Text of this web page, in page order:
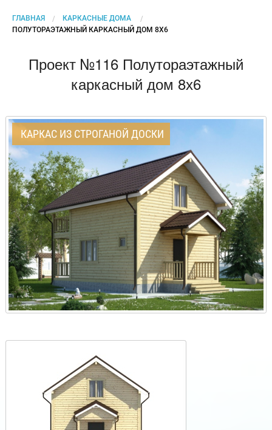
ГЛАВНАЯ
КАРКАСНЫЕ ДОМА
CURRENT:
ПОЛУТОРАЭТАЖНЫЙ КАРКАСНЫЙ ДОМ 8Х6
Проект №116 Полутораэтажный
каркасный дом 8х6
КАРКАС ИЗ СТРОГАНОЙ ДОСКИ